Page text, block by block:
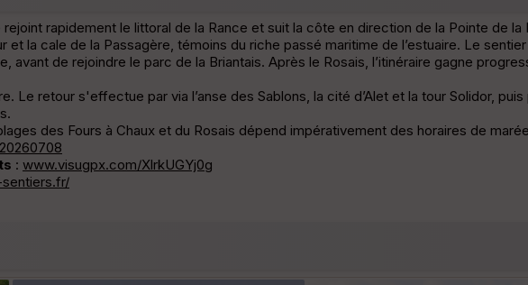
rapidement le littoral de la Rance et suit la côte en direction de la Pointe de
et la cale de la Passagère, témoins du riche passé maritime de l’estuaire. Le
avant de rejoindre le parc de la Briantais. Après le Rosais, l’itinéraire gagne
Le retour s'effectue par via l’anse des Sablons, la cité d’Alet et la tour Solidor,
des Fours à Chaux et du Rosais dépend impérativement des horaires de marée
: www.visugpx.com/XlrkUGYj0g